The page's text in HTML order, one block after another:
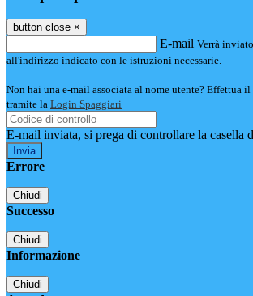
button close ×
E-mail Verrà
all'indirizzo indicato con le istruzioni necessarie.
Non hai una e-mail associata al nome utente? Effettua il
tramite la Login Spaggiari
E-mail inviata, si prega di controllare la casella
Errore
Chiudi
Successo
Chiudi
Informazione
Chiudi